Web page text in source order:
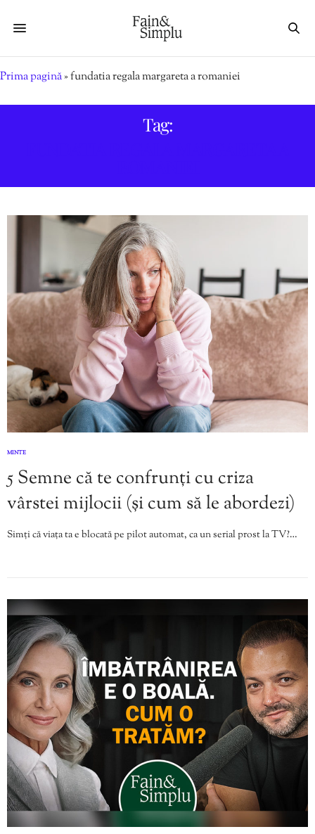
Prima pagină»fundatia regala margareta a romaniei
Tag:
MINTE
5 Semne că te confrunți cu criza
vârstei mijlocii (și cum să le abordezi)
Simți că viața ta e blocată pe pilot automat, ca un serial prost la TV?…